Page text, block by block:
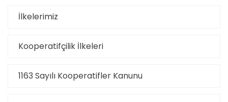
İlkelerimiz
Kooperatifçilik İlkeleri
1163 Sayılı Kooperatifler Kanunu